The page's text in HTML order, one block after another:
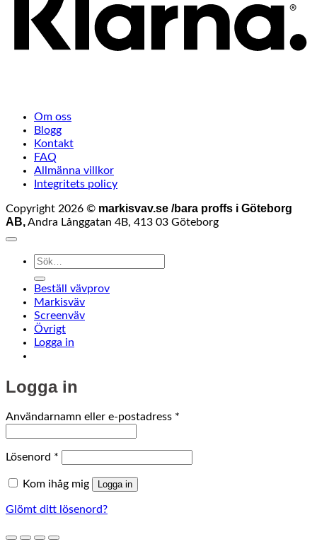
Om oss
Blogg
Kontakt
FAQ
Allmänna villkor
Integritets policy
Copyright 2026 © markisvav.se /bara proffs i Göteborg
AB,Andra Långgatan 4B, 413 03 Göteborg
Sök
Beställ vävprov
Markisväv
Screenväv
Övrigt
Logga in
Logga in
Användarnamn eller e-postadress *
Lösenord *
Kom ihåg mig Logga in
Glömt ditt lösenord?